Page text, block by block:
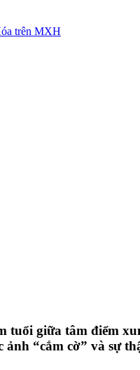
trên MXH
tuổi giữa tâm điểm
ảnh “cắm cờ” và sự